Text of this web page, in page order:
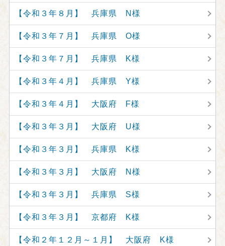
【令和３年８月】 兵庫県 N様
【令和３年７月】 兵庫県 O様
【令和３年７月】 兵庫県 K様
【令和３年４月】 兵庫県 Y様
【令和３年４月】 大阪府 F様
【令和３年３月】 大阪府 U様
【令和３年３月】 兵庫県 K様
【令和３年３月】 大阪府 N様
【令和３年３月】 兵庫県 S様
【令和３年３月】 京都府 K様
【令和２年１２月～１月】 大阪府 K様